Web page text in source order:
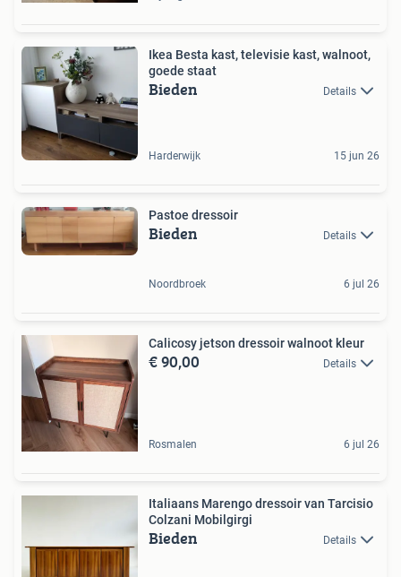
Ikea Besta kast, televisie kast, walnoot,
goede staat
Bieden Details
Harderwijk 15 jun 26
Pastoe dressoir
Bieden Details
Noordbroek 6 jul 26
Calicosy jetson dressoir walnoot kleur
€ 90,00 Details
Rosmalen 6 jul 26
Italiaans Marengo dressoir van Tarcisio
Colzani Mobilgirgi
Bieden Details